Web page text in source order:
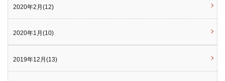
2020年2月(12)
2020年1月(10)
2019年12月(13)